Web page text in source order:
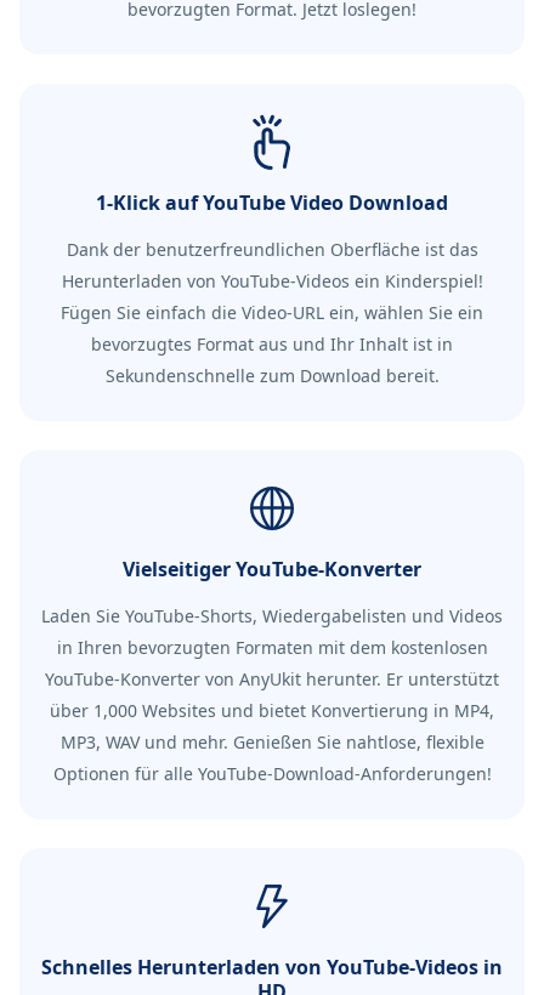
bevorzugten Format. Jetzt loslegen!
1-Klick auf YouTube Video Download
Dank der benutzerfreundlichen Oberfläche ist das
Herunterladen von YouTube-Videos ein Kinderspiel!
Fügen Sie einfach die Video-URL ein, wählen Sie ein
bevorzugtes Format aus und Ihr Inhalt ist in
Sekundenschnelle zum Download bereit.
Vielseitiger YouTube-Konverter
Laden Sie YouTube-Shorts, Wiedergabelisten und Videos
in Ihren bevorzugten Formaten mit dem kostenlosen
YouTube-Konverter von AnyUkit herunter. Er unterstützt
über 1,000 Websites und bietet Konvertierung in MP4,
MP3, WAV und mehr. Genießen Sie nahtlose, flexible
Optionen für alle YouTube-Download-Anforderungen!
Schnelles Herunterladen von YouTube-Videos in